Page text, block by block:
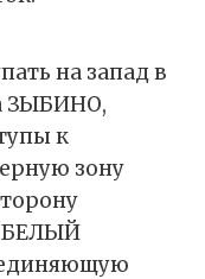
на запад в
ЗЫБИНО,
к
зону
БЕЛЫЙ